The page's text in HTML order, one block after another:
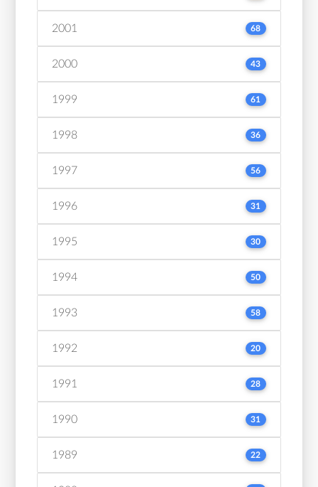
2001 68
2000 43
1999 61
1998 36
1997 56
1996 31
1995 30
1994 50
1993 58
1992 20
1991 28
1990 31
1989 22